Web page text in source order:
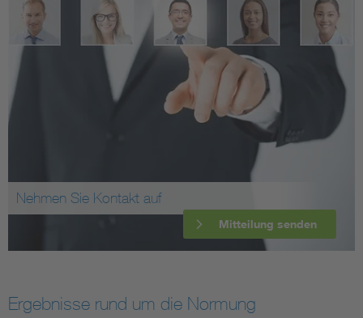
Nehmen Sie Kontakt auf
Mitteilung senden
Ergebnisse rund um die Normung